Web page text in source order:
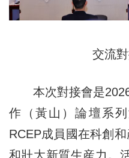
交流
本次對接會是
作（黃山）論壇系
RCEP成員國在科創
和壯大新質生産力。